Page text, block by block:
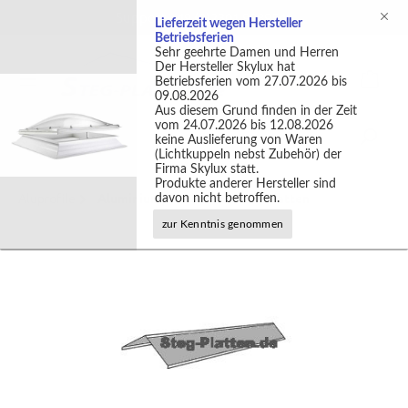
Support +49 (0)2301 9889540
Aluminiumprofile für 16mm Platten
Lieferzeit wegen Hersteller
Betriebsferien
Sehr geehrte Damen und Herren
Der Hersteller Skylux hat
Betriebsferien vom 27.07.2026 bis
09.08.2026
Aus diesem Grund finden in der Zeit
vom 24.07.2026 bis 12.08.2026
keine Auslieferung von Waren
(Lichtkuppeln nebst Zubehör) der
Firma Skylux statt.
Produkte anderer Hersteller sind
davon nicht betroffen.
zur Kenntnis genommen